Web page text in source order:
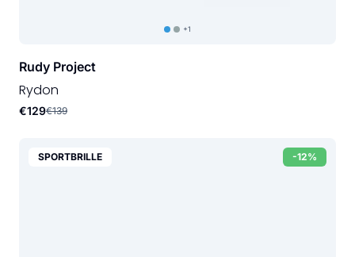
+1
Rudy Project
Rydon
€129€139
-12%
SPORTBRILLE